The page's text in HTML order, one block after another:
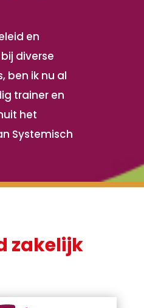
en
diverse
ben ik nu al
trainer en
het
Systemisch
zakelijk